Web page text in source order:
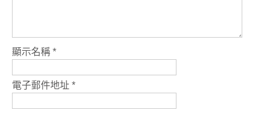
顯示名稱 *
電子郵件地址 *